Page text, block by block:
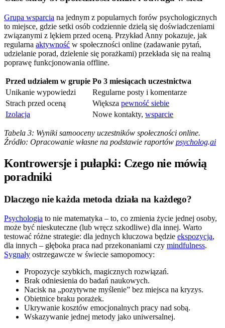
Grupa wsparcia na jednym z popularnych forów psychologicznych
to miejsce, gdzie setki osób codziennie dzielą się doświadczeniami
związanymi z lękiem przed oceną. Przykład Anny pokazuje, jak
regularna aktywność w społeczności online (zadawanie pytań,
udzielanie porad, dzielenie się porażkami) przekłada się na realną
poprawę funkcjonowania offline.
Przed udziałem w grupie Po 3 miesiącach uczestnictwa
Unikanie wypowiedzi
Regularne posty i komentarze
Strach przed oceną
Większa pewność siebie
Izolacja
Nowe kontakty, wsparcie
Tabela 3: Wyniki samooceny uczestników społeczności online.
Źródło: Opracowanie własne na podstawie raportów psycholog.ai
Kontrowersje i pułapki: Czego nie mówią
poradniki
Dlaczego nie każda metoda działa na każdego?
Psychologia to nie matematyka – to, co zmienia życie jednej osoby,
może być nieskuteczne (lub wręcz szkodliwe) dla innej. Warto
testować różne strategie: dla jednych kluczowa będzie ekspozycja,
dla innych – głęboka praca nad przekonaniami czy mindfulness.
Sygnały ostrzegawcze w świecie samopomocy:
Propozycje szybkich, magicznych rozwiązań.
Brak odniesienia do badań naukowych.
Nacisk na „pozytywne myślenie” bez miejsca na kryzys.
Obietnice braku porażek.
Ukrywanie kosztów emocjonalnych pracy nad sobą.
Wskazywanie jednej metody jako uniwersalnej.